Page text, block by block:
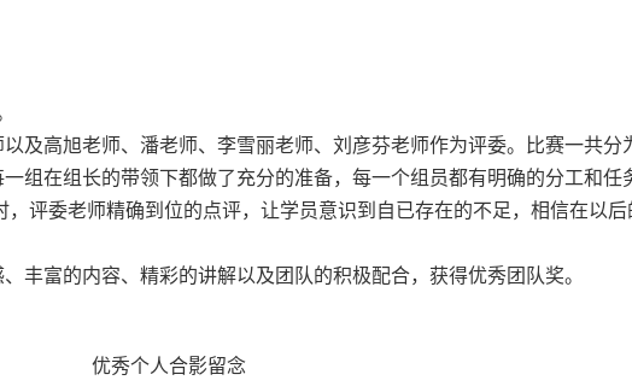
及高旭老师、潘老师、李雪丽老师、刘彦芬老师作为评委。比赛一共
组在组长的带领下都做了充分的准备，每一个组员都有明确的分工和
评委老师精确到位的点评，让学员意识到自已存在的不足，相信在以
富的内容、精彩的讲解以及团队的积极配合，获得优秀团队奖。
优秀个人合影留念